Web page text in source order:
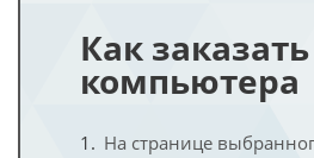
Как
компьютера
На странице